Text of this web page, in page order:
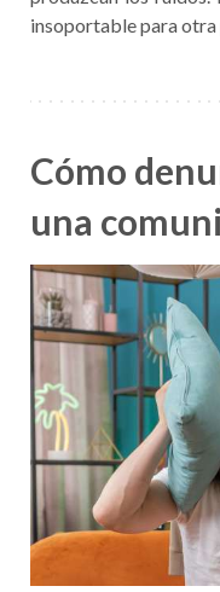
insoportable para
Cómo
una